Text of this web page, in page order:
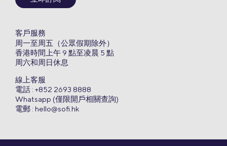
客戶服務
周一至周五（公眾假期除外）
香港時間上午 9 點至凌晨 5 點
周六和周日休息
線上客服
電話 : +852 2693 8888
Whatsapp (僅限開戶相關查詢)
電郵 : hello@sofi.hk